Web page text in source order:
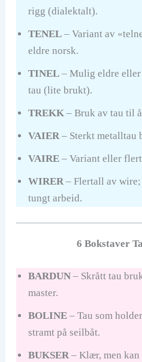
rigg (dialektalt).
TENEL– Variant av
eldre norsk.
TINEL– Mulig eldre eller
tau (lite brukt).
TREKK– Bruk av tau til
VAIER– Sterkt metalltau
VAIRE– Variant eller
WIRER– Flertall av
tungt arbeid.
6 Bokstaver
BARDUN– Skrått tau
master.
BOLINE– Tau som
stramt på seilbåt.
BUKSER– Klær, men kan